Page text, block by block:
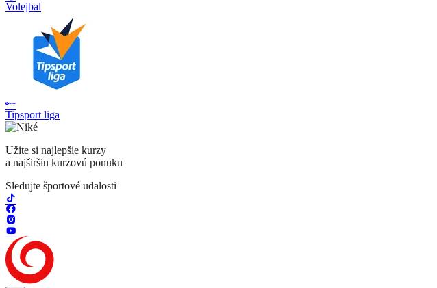
Volejbal
Tipsport liga
Užite si najlepšie kurzy
a najširšiu kurzovú ponuku
Sledujte športové udalosti